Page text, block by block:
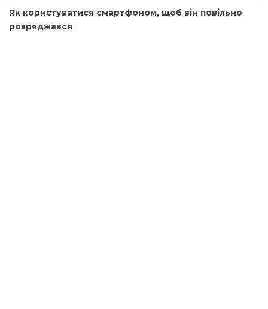
Як користуватися смартфоном, щоб він повільно
розряджався